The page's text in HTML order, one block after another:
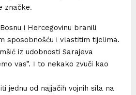
značke.
i Hercegovinu branili
sposobnošću i vlastitim tijelima.
iz udobnosti Sarajeva
vas”. I to nekako zvuči kao
jednu od najjačih vojnih sila na